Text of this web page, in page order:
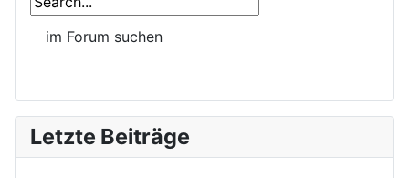
Letzte Beiträge